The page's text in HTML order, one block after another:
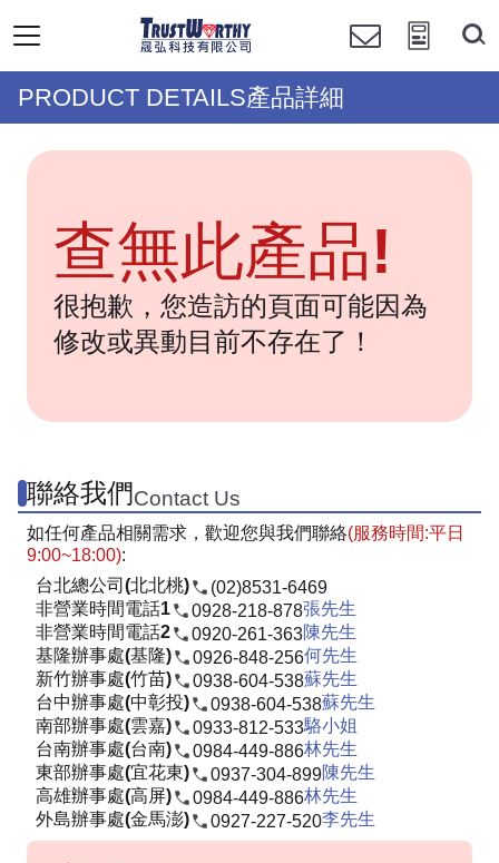
PRODUCT DETAILS產品詳細
查無此產品!
很抱歉，您造訪的頁面可能因為
修改或異動目前不存在了！
聯絡我們Contact Us
如任何產品相關需求，歡迎您與我們聯絡(服務時間:平日
9:00~18:00):
台北總公司(北北桃)
(02)8531-6469
非營業時間電話1
0928-218-878張先生
非營業時間電話2
0920-261-363陳先生
基隆辦事處(基隆)
0926-848-256何先生
新竹辦事處(竹苗)
0938-604-538蘇先生
台中辦事處(中彰投)
0938-604-538蘇先生
南部辦事處(雲嘉)
0933-812-533駱小姐
台南辦事處(台南)
0984-449-886林先生
東部辦事處(宜花東)
0937-304-899陳先生
高雄辦事處(高屏)
0984-449-886林先生
外島辦事處(金馬澎)
0927-227-520李先生